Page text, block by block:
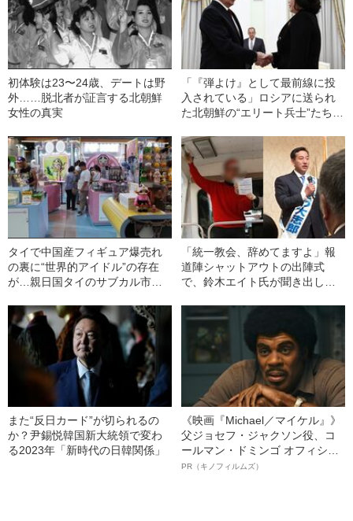
初体験は23〜24歳、デートは野
外……脱北者が証言する北朝鮮
女性の真実
「『弾よけ』として最前線に投
入されている」ロシアに送られ
た北朝鮮の“エリート兵士”たちを
タイで中国産フィギュア爆売れ
の裏に“世界的アイドル”の存在
が…親日国タイのサブカル市場
た”理由
「統一教会、辞めてますよ」報
道陣シャットアウトの出陣式
で、鈴木エイト氏が聞き出した
また“反日カード”が切られるの
か？尹錫悦韓国新大統領で変わ
る2023年「新時代の日韓関係」
《映画『Michael／マイケル』》
父ジョセフ・ジャクソン役、コ
ールマン・ドミンゴ オフィシャ
ルインタビュー“観客を魅了した
PR（キノフィルムズ）